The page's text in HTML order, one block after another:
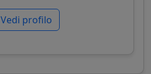
Vedi profilo